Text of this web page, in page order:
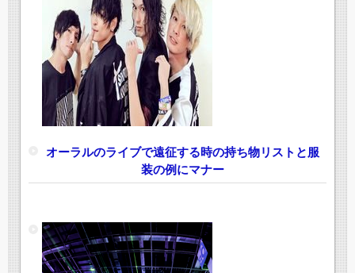
オーラルのライブで遠征する時の持ち物リストと服
装の例にマナー